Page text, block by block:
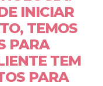
INICIAR
TEMOS
PARA
TEM
PARA